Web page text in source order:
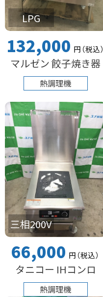
LPG
132,000 円（税込）
マルゼン 餃子焼き器
熱調理機
三相200V
66,000 円（税込）
タニコー IHコンロ
熱調理機